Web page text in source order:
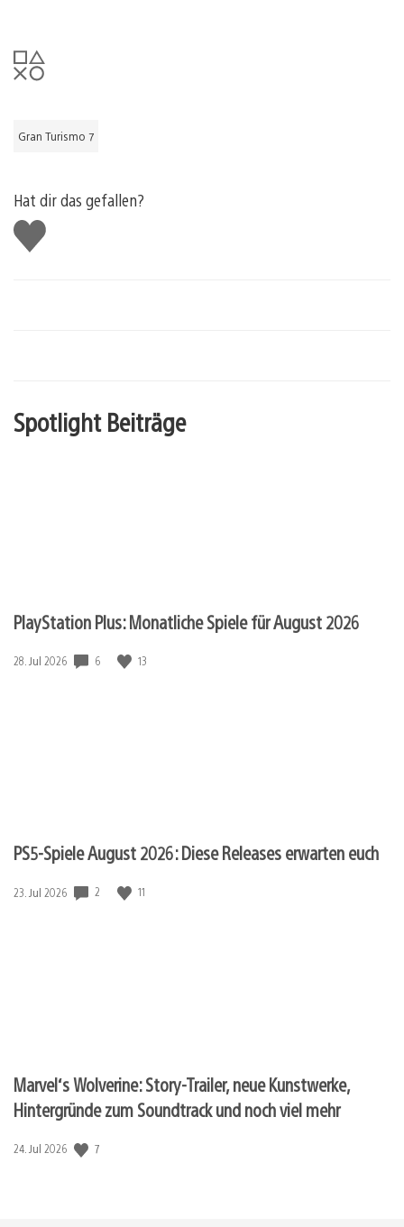
Gran Turismo 7
Hat dir das gefallen?
Gefällt
mir
Spotlight Beiträge
PlayStation Plus: Monatliche Spiele für August 2026
Veröffentlichungsdatum:
28. Jul 2026 6 13
PS5-Spiele August 2026: Diese Releases erwarten euch
Veröffentlichungsdatum:
23. Jul 2026 2 11
Marvel‘s Wolverine: Story-Trailer, neue Kunstwerke,
Hintergründe zum Soundtrack und noch viel mehr
Veröffentlichungsdatum:
24. Jul 2026 7